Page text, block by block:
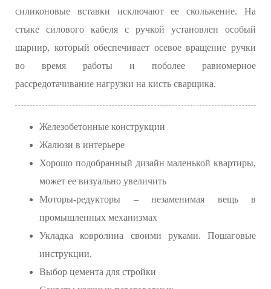
силиконовые вставки исключают ее скольжение. На
стыке силового кабеля с ручкой установлен особый
шарнир, который обеспечивает осевое вращение ручки
во время работы и поболее равномерное
рассредотачивание нагрузки на кисть сварщика.
Железобетонные конструкции
Жалюзи в интерьере
Хорошо подобранный дизайн маленькой квартиры,
может ее визуально увеличить
Моторы-редукторы – незаменимая вещь в
промышленных механизмах
Укладка ковролина своими руками. Пошаговые
инструкции.
Выбор цемента для стройки